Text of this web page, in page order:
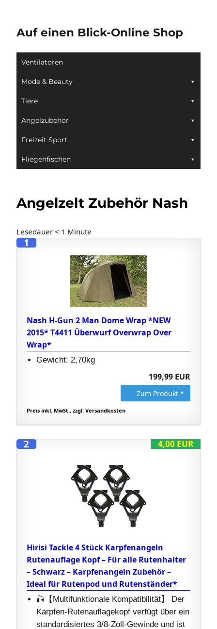
Auf einen Blick-Online Shop
Ventilatoren
Mode & Beauty
Tiere
Angelzubehör
Freizeit Sport
Fliegenfischen
Angelzelt Zubehör Nash
Lesedauer < 1 Minute
1
Nash H-Gun 2 Man Dome Wrap *NEW
2015* T4411 Überwurf Overwrap Over
Wrap*
Gewicht: 2,70kg
199,99 EUR
Zum Produkt *
Preis inkl. MwSt., zzgl. Versandkosten
4,00 EUR
2
Hirisi Tackle 4 Stück Karpfenangeln
Rutenauflage Kopf – Für alle Rutenhalter
– Schwarz – Karpfenangeln Zubehör –
Ideal für Rutenpod und Rutenständer*
🎣【Multifunktionale Kompatibilität】 Der
Karpfen-Rutenauflagekopf verfügt über ein
standardisiertes 3/8-Zoll-Gewinde und ist